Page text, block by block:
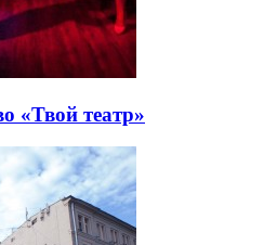
«Твой театр»